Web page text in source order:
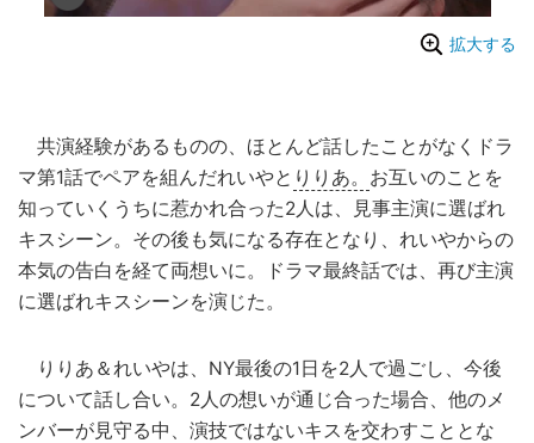
拡大する
共演経験があるものの、ほとんど話したことがなくドラ
マ第1話でペアを組んだれいやと りりあ。 お互いのことを
知っていくうちに惹かれ合った2人は、見事主演に選ばれ
キスシーン。その後も気になる存在となり、れいやからの
本気の告白を経て両想いに。ドラマ最終話では、再び主演
に選ばれキスシーンを演じた。
りりあ＆れいやは、NY最後の1日を2人で過ごし、今後
について話し合い。2人の想いが通じ合った場合、他のメ
ンバーが見守る中、演技ではないキスを交わすこととな